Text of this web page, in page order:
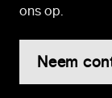
ons op.
Neem